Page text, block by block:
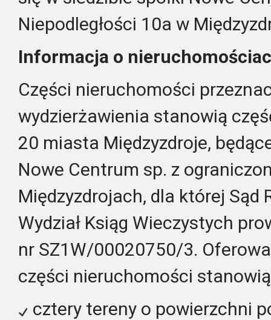
Niepodległości 10a w
Informacja o
Części nieruchomości
wydzierżawienia stanowią
20 miasta Międzyzdroje,
Nowe Centrum sp. z
Międzyzdrojach, dla której Sąd
Wydział Ksiąg Wieczystych
nr SZ1W/00020750/3.
części nieruchomości
cztery tereny o powierzchni